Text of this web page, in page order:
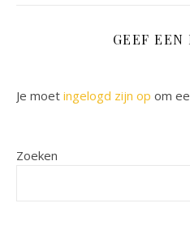
GEEF EEN
Je moet ingelogd zijn op om
Zoeken